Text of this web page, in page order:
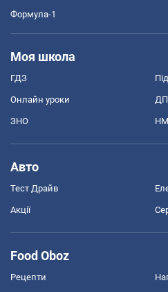
Формула-1
Моя школа
ГДЗ
Онлайн уроки
ЗНО
Авто
Тест Драйв
Акції
Food Oboz
Рецепти